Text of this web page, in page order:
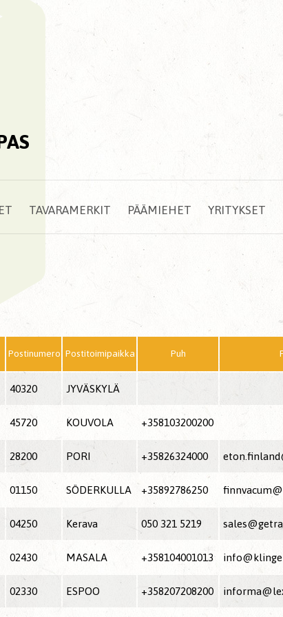
TAVARAMERKIT PÄÄMIEHET YRITYKSET
Postinumero Postitoimipaikka Puh
40320 JYVÄSKYLÄ
45720 KOUVOLA +358103200200
28200 PORI +35826324000
01150 SÖDERKULLA +35892786250
04250 Kerava 050 321 5219
02430 MASALA +358104001013
02330 ESPOO +358207208200